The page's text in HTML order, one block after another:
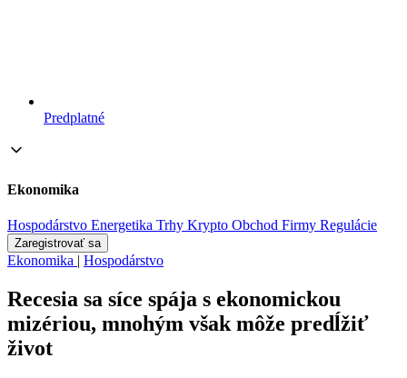
Predplatné
Ekonomika
Hospodárstvo Energetika Trhy Krypto Obchod Firmy Regulácie
Zaregistrovať sa
Ekonomika | Hospodárstvo
Recesia sa síce spája s ekonomickou
mizériou, mnohým však môže predĺžiť
život